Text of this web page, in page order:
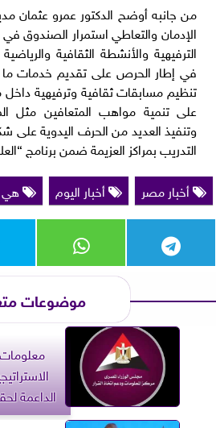
من جانبه أوضح الدكتور عمرو عثمان
الإدمان والتعاطي استمرار الصندوق
الترفيهية والأنشطة الثقافية
في إطار الحرص على تقديم خدمات ما
تنظيم مسابقات ثقافية وترفيهية داخل
على تنمية مواهب المتعافين مثل
وتنفيذ العديد من الحرف اليدوية
التدريب بمراكز العزيمة ضمن برنامج
أخبار مصر
أخبار اليوم هي
موضوعات
الداعمة